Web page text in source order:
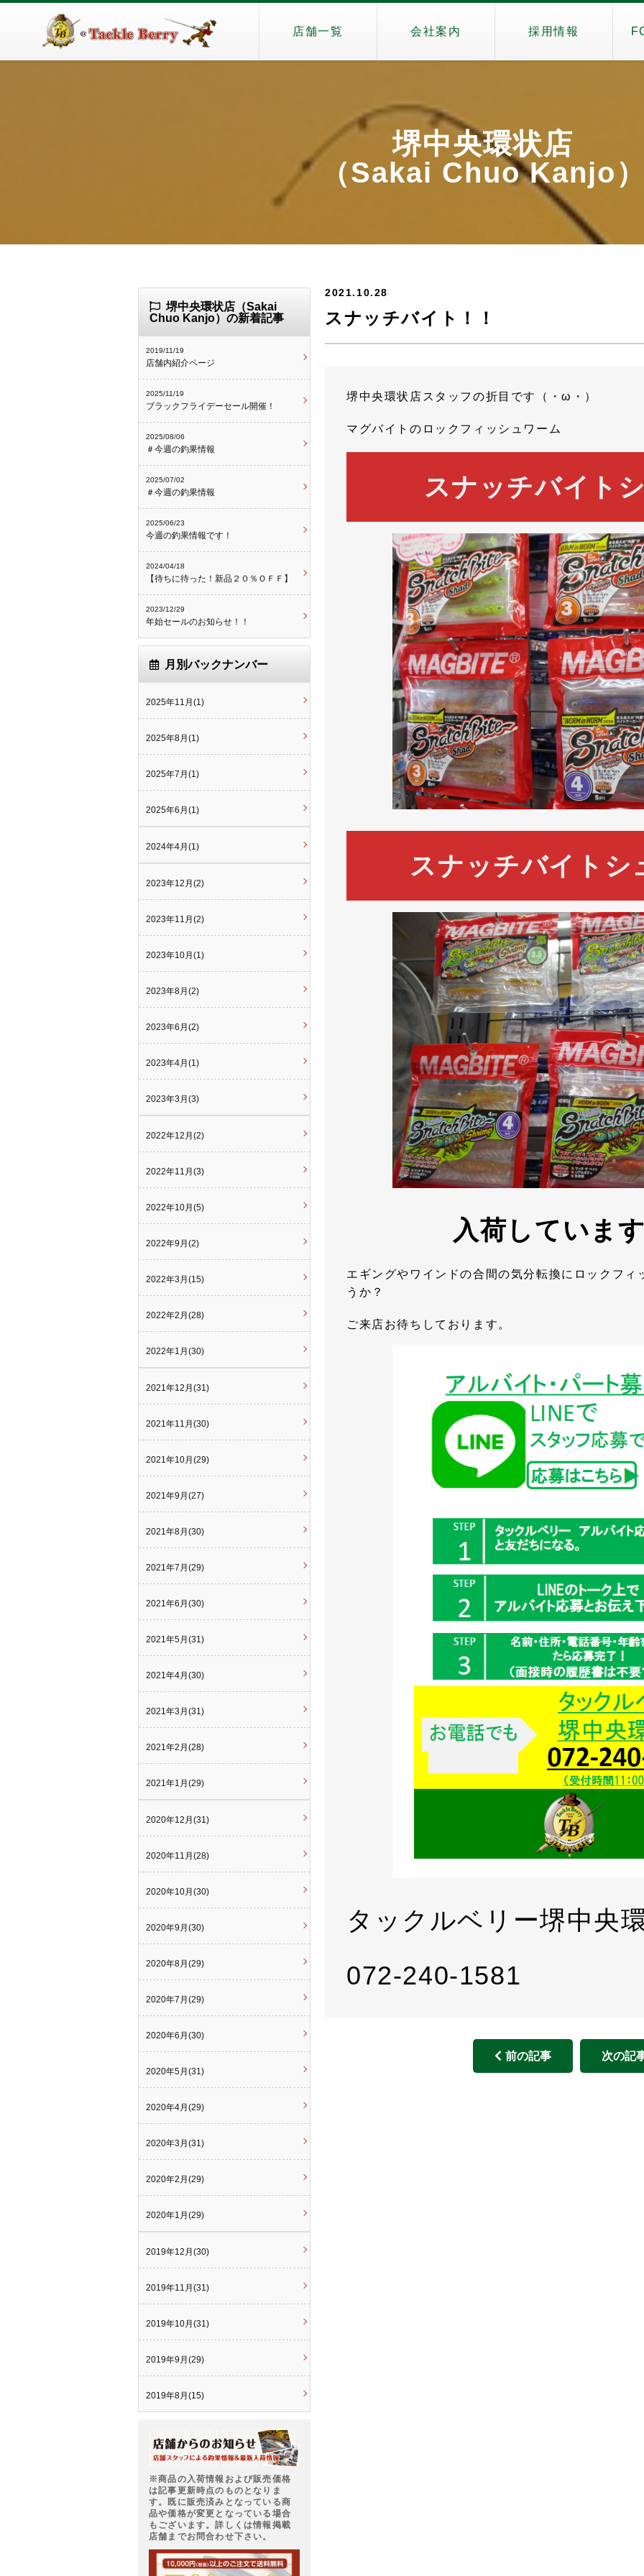
店舗一覧 会社案内 採用情報
堺中央環状店
（Sakai Chuo Kanjo
2021.10.28
スナッチバイト！！
堺中央環状店スタッフの折目です（・ω・）
マグバイトのロックフィッシュワーム
スナッチバイト
スナッチバイトシ
入荷していま
エギングやワインドの合間の気分転換にロックフィ
うか？
ご来店お待ちしております。
タックルベリー堺中央
072-240-1581
前の記事 次の記
堺中央環状店（Sakai
Chuo Kanjo）の新着記事
2019/11/19
店舗内紹介ページ
2025/11/19
ブラックフライデーセール開催！
2025/08/06
＃今週の釣果情報
2025/07/02
＃今週の釣果情報
2025/06/23
今週の釣果情報です！
2024/04/18
【待ちに待った！新品２０％ＯＦＦ】
2023/12/29
年始セールのお知らせ！！
月別バックナンバー
2025年11月(1)
2025年8月(1)
2025年7月(1)
2025年6月(1)
2024年4月(1)
2023年12月(2)
2023年11月(2)
2023年10月(1)
2023年8月(2)
2023年6月(2)
2023年4月(1)
2023年3月(3)
2022年12月(2)
2022年11月(3)
2022年10月(5)
2022年9月(2)
2022年3月(15)
2022年2月(28)
2022年1月(30)
2021年12月(31)
2021年11月(30)
2021年10月(29)
2021年9月(27)
2021年8月(30)
2021年7月(29)
2021年6月(30)
2021年5月(31)
2021年4月(30)
2021年3月(31)
2021年2月(28)
2021年1月(29)
2020年12月(31)
2020年11月(28)
2020年10月(30)
2020年9月(30)
2020年8月(29)
2020年7月(29)
2020年6月(30)
2020年5月(31)
2020年4月(29)
2020年3月(31)
2020年2月(29)
2020年1月(29)
2019年12月(30)
2019年11月(31)
2019年10月(31)
2019年9月(29)
2019年8月(15)
※商品の入荷情報および販売価格
は記事更新時点のものとなりま
す。既に販売済みとなっている商
品や価格が変更となっている場合
もございます。詳しくは情報掲載
店舗までお問合わせ下さい。